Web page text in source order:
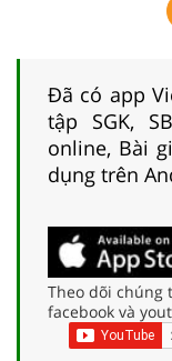
Đã có app
tập SGK,
online, Bài
dụng trên
Theo dõi chúng
facebook và